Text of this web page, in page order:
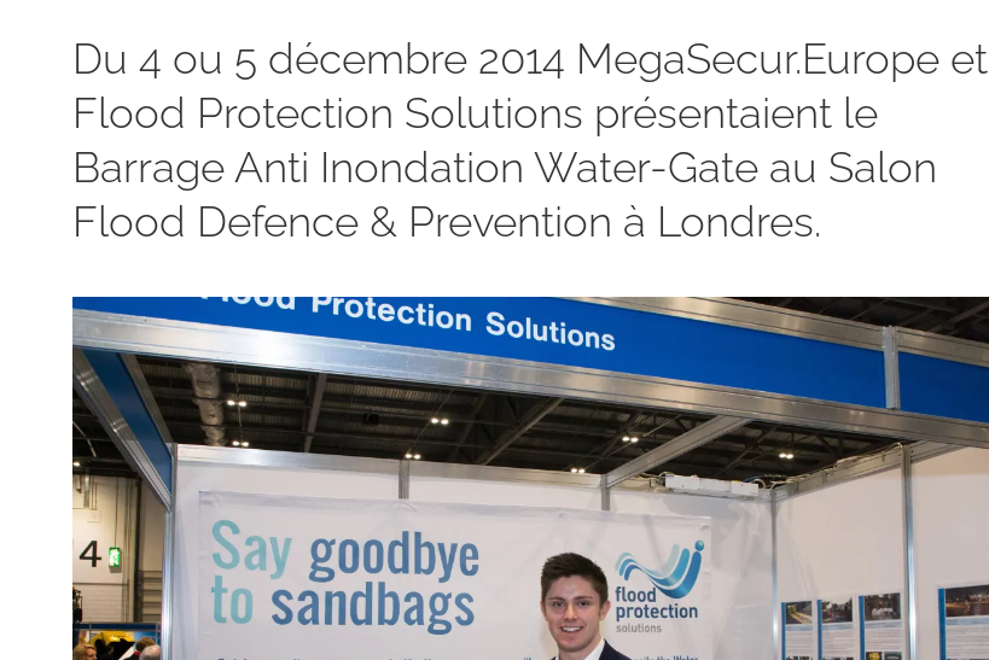
Du 4 ou 5 décembre 2014 MegaSecur.Europe et
Flood Protection Solutions présentaient le
Barrage Anti Inondation Water-Gate au Salon
Flood Defence & Prevention à Londres.